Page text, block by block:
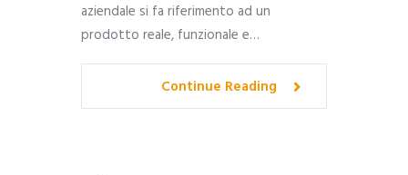
aziendale si fa riferimento ad un
prodotto reale, funzionale e…
Continue Reading